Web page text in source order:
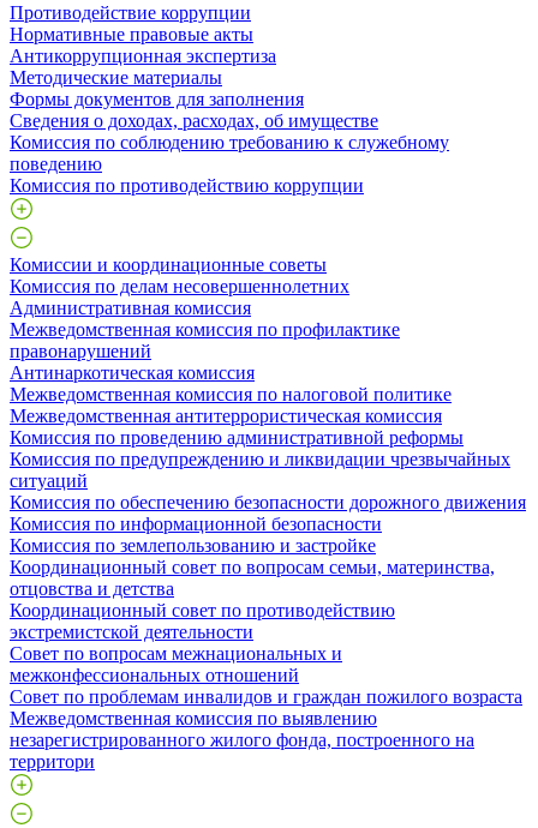
Противодействие коррупции
Нормативные правовые акты
Антикоррупционная экспертиза
Методические материалы
Формы документов для заполнения
Сведения о доходах, расходах, об имуществе
Комиссия по соблюдению требованию к служебному
поведению
Комиссия по противодействию коррупции
Комиссии и координационные советы
Комиссия по делам несовершеннолетних
Административная комиссия
Межведомственная комиссия по профилактике
правонарушений
Антинаркотическая комиссия
Межведомственная комиссия по налоговой политике
Межведомственная антитеррористическая комиссия
Комиссия по проведению административной реформы
Комиссия по предупреждению и ликвидации чрезвычайных
ситуаций
Комиссия по обеспечению безопасности дорожного движения
Комиссия по информационной безопасности
Комиссия по землепользованию и застройке
Координационный совет по вопросам семьи, материнства,
отцовства и детства
Координационный совет по противодействию
экстремистской деятельности
Совет по вопросам межнациональных и
межконфессиональных отношений
Совет по проблемам инвалидов и граждан пожилого возраста
Межведомственная комиссия по выявлению
незарегистрированного жилого фонда, построенного на
территори